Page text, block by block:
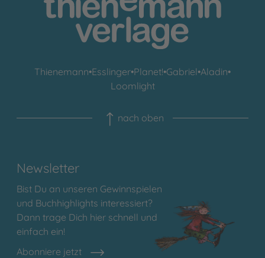
Thienemann•Esslinger•Planet!•Gabriel•Aladin•
Loomlight
nach oben
Newsletter
Bist Du an unseren Gewinnspielen
und Buchhighlights interessiert?
Dann trage Dich hier schnell und
einfach ein!
Abonniere jetzt